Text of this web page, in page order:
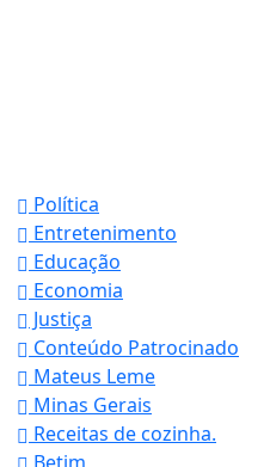
Política
Entretenimento
Educação
Economia
Justiça
Conteúdo Patrocinado
Mateus Leme
Minas Gerais
Receitas de cozinha.